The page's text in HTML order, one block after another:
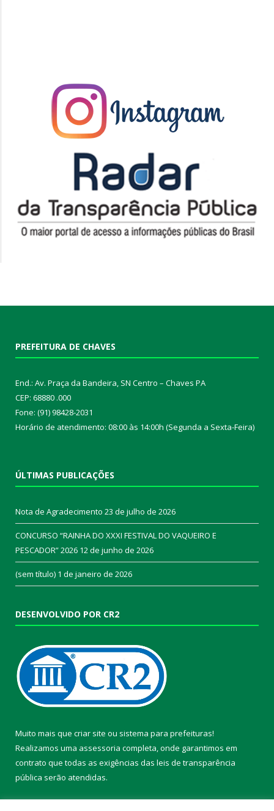
PREFEITURA DE CHAVES
End.: Av. Praça da Bandeira, SN Centro – Chaves PA
CEP: 68880 .000
Fone: (91) 98428-2031
Horário de atendimento: 08:00 às 14:00h (Segunda a Sexta-Feira)
ÚLTIMAS PUBLICAÇÕES
Nota de Agradecimento 23 de julho de 2026
CONCURSO “RAINHA DO XXXI FESTIVAL DO VAQUEIRO E
PESCADOR” 2026 12 de junho de 2026
(sem título) 1 de janeiro de 2026
DESENVOLVIDO POR CR2
Muito mais que criar site ou sistema para prefeituras!
Realizamos uma assessoria completa, onde garantimos em
contrato que todas as exigências das leis de transparência
pública serão atendidas.